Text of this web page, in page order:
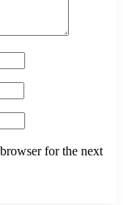
for the next